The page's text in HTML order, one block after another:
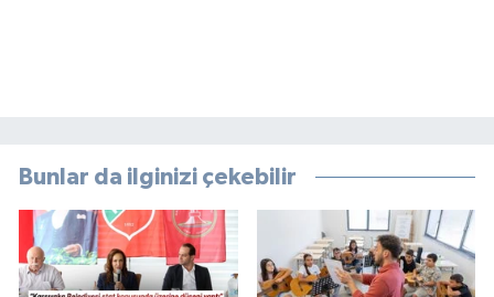
Bunlar da ilginizi çekebilir